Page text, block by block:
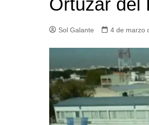
Ortúzar del
Sol Galante 4 de marzo